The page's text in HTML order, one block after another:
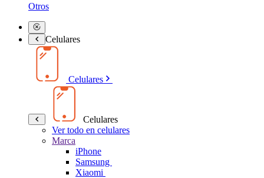
Otros
Celulares
Celulares
Celulares
Ver todo en celulares
Marca
iPhone
Samsung
Xiaomi